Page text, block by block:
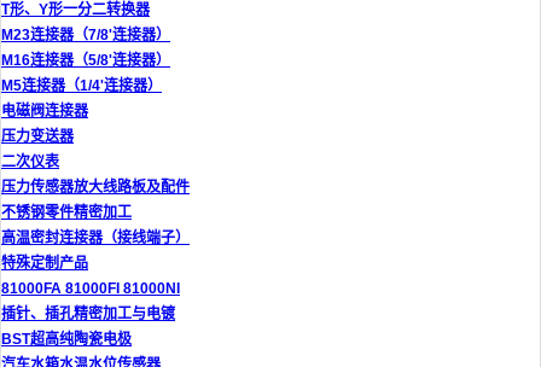
T形、Y形一分二转换器
M23连接器（7/8'连接器）
M16连接器（5/8'连接器）
M5连接器（1/4'连接器）
电磁阀连接器
压力变送器
二次仪表
压力传感器放大线路板及配件
不锈钢零件精密加工
高温密封连接器（接线端子）
特殊定制产品
81000FA 81000FI 81000NI
插针、插孔精密加工与电镀
BST超高纯陶瓷电极